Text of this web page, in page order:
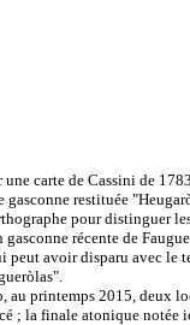
carte de Cassini de 1783.
restituée
pour distinguer
récente de
avoir disparu avec le
au printemps 2015, deux
; la finale atonique notée